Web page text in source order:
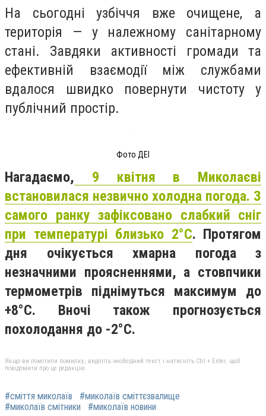
На сьогодні узбіччя вже очищене, а
територія — у належному санітарному
стані. Завдяки активності громади та
ефективній взаємодії між службами
вдалося швидко повернути чистоту у
публічний простір.
Фото ДЕІ
Нагадаємо, 9 квітня в Миколаєві
встановилася незвично холодна погода. З
самого ранку зафіксовано слабкий сніг
при температурі близько 2°C. Протягом
дня очікується хмарна погода з
незначними проясненнями, а стовпчики
термометрів піднімуться максимум до
+8°C. Вночі також прогнозується
похолодання до -2°C.
Якщо ви помітили помилку, виділіть необхідний текст і натисніть Ctrl + Enter, щоб
повідомити про це редакцію
#сміття миколаїв
#миколаїв сміттєзвалище
#миколаїв смітники
#миколаїв новини